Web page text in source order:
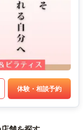
体験・相談予約